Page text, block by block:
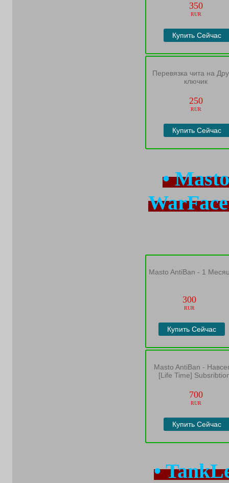
350
RUR
Купить Сейчас
Перевязка чита на
ключик
250
RUR
Купить Сейчас
•
Masto AntiBan - 1
300
RUR
Купить Сейчас
Masto AntiBan -
[Life Time]
700
RUR
Купить Сейчас
•